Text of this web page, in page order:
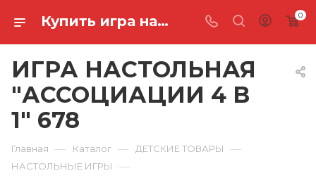
Купить игра настольная "ассоциации 4 в 1" 678 в Ростове-на-Дону 0
ИГРА НАСТОЛЬНАЯ
"АССОЦИАЦИИ 4 В
1" 678
Главная — Каталог — ДЕТСКИЕ ТОВАРЫ —
НАСТОЛЬНЫЕ ИГРЫ —